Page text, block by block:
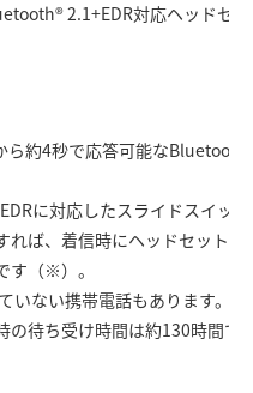
2.1+EDR対応ヘッドセ
約4秒で応答可能な
に対応したスライドスイッ
れば、着信時にヘッドセット
す（※）。
いない携帯電話もあります。
の待ち受け時間は約130時間で